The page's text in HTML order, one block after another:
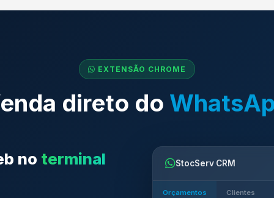
EXTENSÃO CHROME
direto do
no terminal StocServ CRM
Orçamentos Clientes